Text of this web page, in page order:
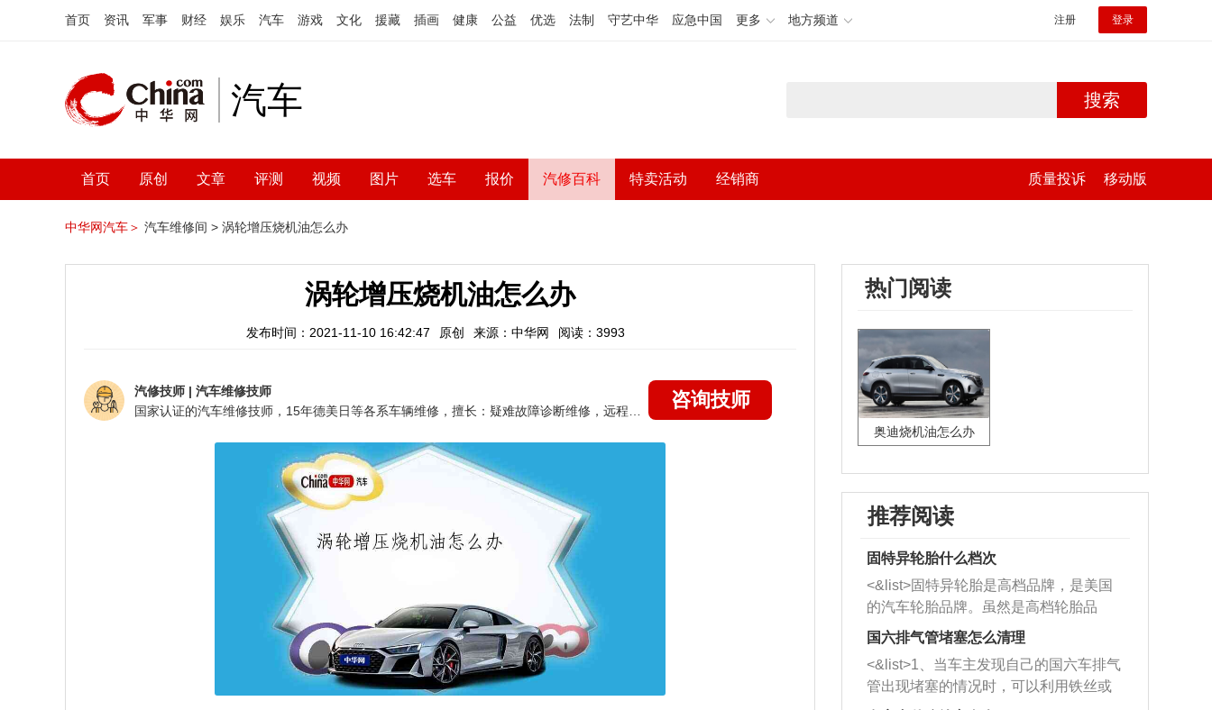
首页 资讯 军事 财经 娱乐 汽车 游戏 文化 援藏 插画 健康 公益 优选 法制 守艺中华 应急中国 更多 地方频道 注册 登录
汽车 搜索
首页 原创 文章 评测 视频 图片 选车 报价 汽修百科 特卖活动 经销商 质量投诉 移动版
中华网汽车＞ 汽车维修间 > 涡轮增压烧机油怎么办
涡轮增压烧机油怎么办
发布时间：2021-11-10 16:42:47 原创 来源：中华网 阅读：3993
汽修技师 | 汽车维修技师
咨询技师
热门阅读
奥迪烧机油怎么办
推荐阅读
固特异轮胎什么档次
<&list>固特异轮胎是高档品牌，是美国
的汽车轮胎品牌。虽然是高档轮胎品
牌，但是中高低端的轮胎都有生产，这
也是为了更好的开拓市场。
国六排气管堵塞怎么清理
<&list>1、当车主发现自己的国六车排气
管出现堵塞的情况时，可以利用铁丝或